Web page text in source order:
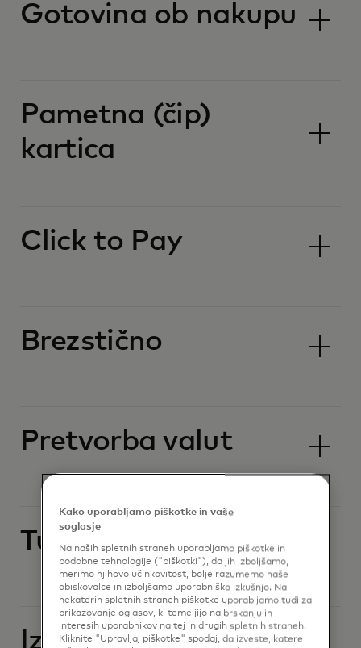
Gotovina ob nakupu
Pametna (čip)
kartica
Click to Pay
Brezstično
Pretvorba valut
Tuje valute
Izgubljena ali
Kako uporabljamo piškotke in vaše
soglasje
Na naših spletnih straneh uporabljamo piškotke in
podobne tehnologije ("piškotki"), da jih izboljšamo,
merimo njihovo učinkovitost, bolje razumemo naše
obiskovalce in izboljšamo uporabniško izkušnjo. Na
nekaterih spletnih straneh piškotke uporabljamo tudi za
prikazovanje oglasov, ki temeljijo na brskanju in
interesih uporabnikov na tej in drugih spletnih straneh.
Kliknite "Upravljaj piškotke" spodaj, da izveste, katere